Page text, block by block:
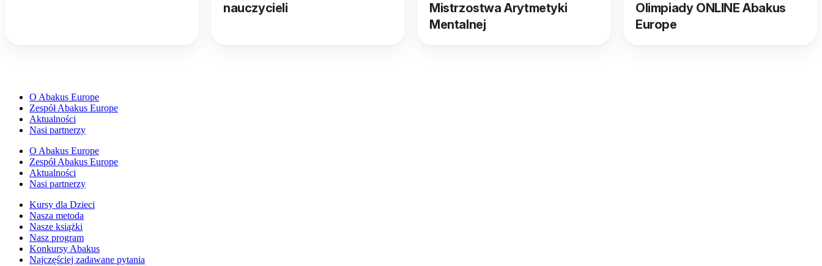
nauczycieli
Mistrzostwa Arytmetyki
Mentalnej
Olimpiady ONLINE Abakus
Europe
O Abakus Europe
Zespół Abakus Europe
Aktualności
Nasi partnerzy
O Abakus Europe
Zespół Abakus Europe
Aktualności
Nasi partnerzy
Kursy dla Dzieci
Nasza metoda
Nasze książki
Nasz program
Konkursy Abakus
Najczęściej zadawane pytania